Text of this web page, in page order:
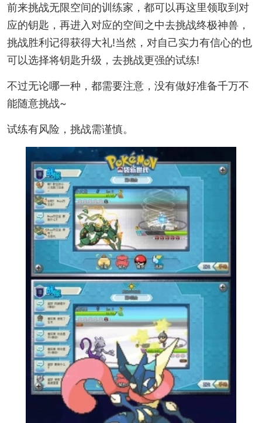
前来挑战无限空间的训练家，都可以再这里领取到对
应的钥匙，再进入对应的空间之中去挑战终极神兽，
挑战胜利记得获得大礼!当然，对自己实力有信心的也
可以选择将钥匙升级，去挑战更强的试练!
不过无论哪一种，都需要注意，没有做好准备千万不
能随意挑战~
试练有风险，挑战需谨慎。